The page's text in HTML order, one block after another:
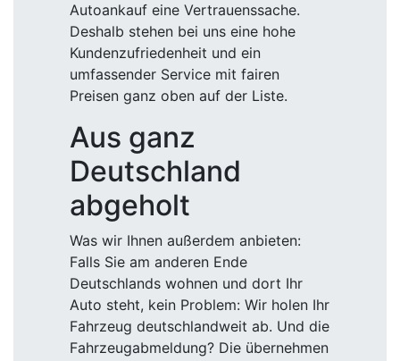
Autoankauf eine Vertrauenssache.
Deshalb stehen bei uns eine hohe
Kundenzufriedenheit und ein
umfassender Service mit fairen
Preisen ganz oben auf der Liste.
Aus ganz
Deutschland
abgeholt
Was wir Ihnen außerdem anbieten:
Falls Sie am anderen Ende
Deutschlands wohnen und dort Ihr
Auto steht, kein Problem: Wir holen Ihr
Fahrzeug deutschlandweit ab. Und die
Fahrzeugabmeldung? Die übernehmen